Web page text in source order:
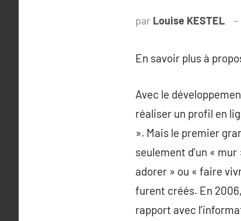
par Louise KESTEL
En savoir plus à
Avec le
réaliser un profil en
». Mais le premier
seulement d’un «
adorer » ou « faire
furent créés. En
rapport avec